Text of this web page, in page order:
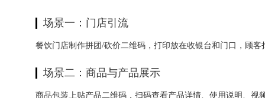
场景一：门店引流
餐饮门店制作拼团/砍价二维码，打印放在收银台和门口，顾
场景二：商品与产品展示
商品包装上贴产品二维码，扫码查看产品详情、使用说明、